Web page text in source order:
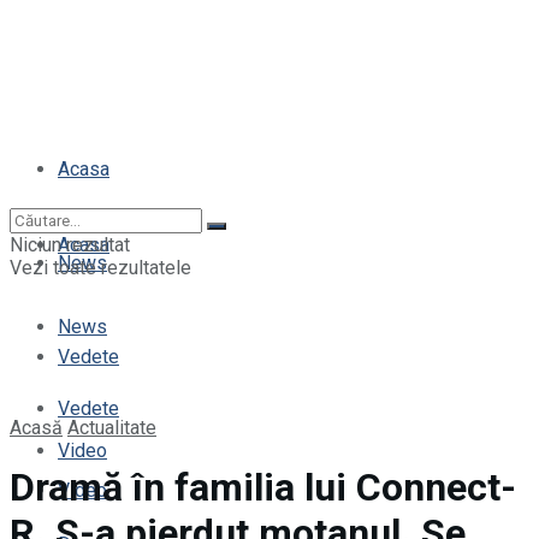
Acasa
News
Vedete
Video
Acasa
News
Vedete
Video
Niciun rezultat
Vezi toate rezultatele
Acasă Actualitate
Dramă în familia lui Connect-